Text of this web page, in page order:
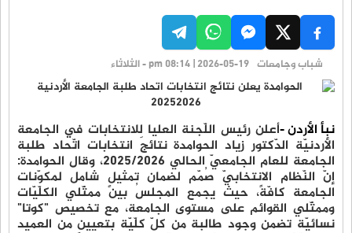
شباب وجامعات pm 08:14 | 2026-05-19 - الثلاثاء
نبأ الأردن -أعلن رئيس اللّجنة العليا للانتخابات في الجامعة
الأردنيّة الدّكتور زياد الحوامدة نتائجَ انتخابات اتّحاد طلبة
الجامعة للعام الجامعيّ الحالي 2025/2026، وقال الحوامدة:
إنّ النّظام الانتخابيّ صُمّم لضمان تمثيلٍ شامل لمكوّنات
الجامعة كافّةً، حيث يجمع المجلسُ بين ممثّلي الكلّيّات
وممثّلي القوائم على مستوى الجامعة، مع تخصيص "كوتا"
نسائيّة تضمن وجود طالبة من كلّ كلّيّة بتعيينٍ من العميد